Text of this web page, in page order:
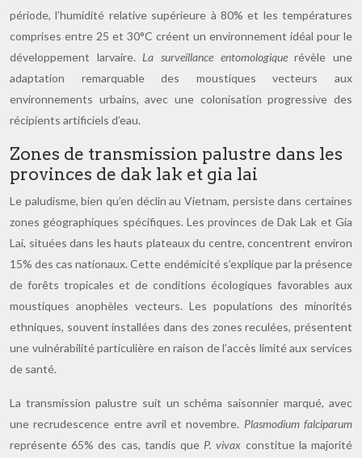
période, l’humidité relative supérieure à 80% et les températures
comprises entre 25 et 30°C créent un environnement idéal pour le
développement larvaire. La surveillance entomologiquerévèle une
adaptation remarquable des moustiques vecteurs aux
environnements urbains, avec une colonisation progressive des
récipients artificiels d’eau.
Zones de transmission palustre dans les
provinces de dak lak et gia lai
Le paludisme, bien qu’en déclin au Vietnam, persiste dans certaines
zones géographiques spécifiques. Les provinces de Dak Lak et Gia
Lai, situées dans les hauts plateaux du centre, concentrent environ
15% des cas nationaux. Cette endémicité s’explique par la présence
de forêts tropicales et de conditions écologiques favorables aux
moustiques anophèles vecteurs. Les populations des minorités
ethniques, souvent installées dans des zones reculées, présentent
une vulnérabilité particulière en raison de l’accès limité aux services
de santé.
La transmission palustre suit un schéma saisonnier marqué, avec
une recrudescence entre avril et novembre. Plasmodium falciparum
représente 65% des cas, tandis que P. vivax constitue la majorité